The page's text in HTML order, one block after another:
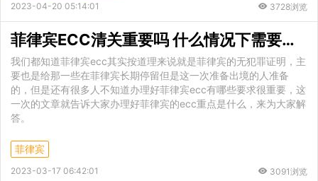
2023-04-20 05:14:01 3728浏览
菲律宾ECC清关重要吗 什么情况下需要办理
我们都知道菲律宾ecc其实按道理来说就是菲律宾的无犯罪证明，主
要也是给那一些在菲律宾长期停留但是这一次准备出境的人准备
的，但是还有很多人不知道办理好菲律宾ecc有哪些要求很重要，这
一次的文章就告诉大家办理好菲律宾的ecc重点是什么，来为大家解
答。
菲律宾
2023-03-17 06:42:01 3091浏览